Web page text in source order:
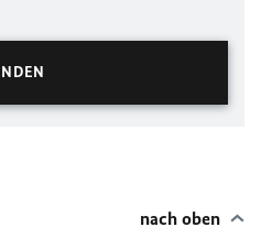
nach oben